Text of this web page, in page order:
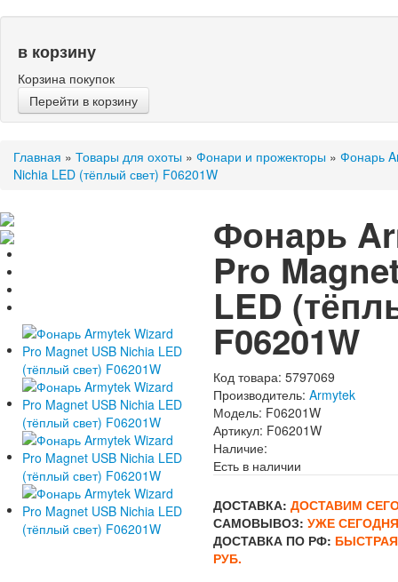
в корзину
Корзина покупок
Перейти в корзину
Главная » Товары для охоты » Фонари и прожекторы » Фонарь
Nichia LED (тёплый свет) F06201W
Фонарь
Pro
LED
F06201W
Код товара: 5797069
Производитель: Armytek
Модель: F06201W
Артикул: F06201W
Наличие:
Есть в наличии
ДОСТАВКА: ДОСТАВИМ
САМОВЫВОЗ: УЖЕ
ДОСТАВКА ПО РФ:
РУБ.